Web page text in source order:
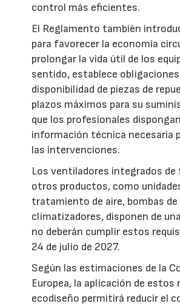
control más eficientes.
El Reglamento también
para favorecer la economía
prolongar la vida útil de los
sentido, establece
disponibilidad de piezas de
plazos máximos para su
que los profesionales
información técnica necesaria
las intervenciones.
Los ventiladores integrados de
otros productos, como
tratamiento de aire, bombas de
climatizadores, disponen de
no deberán cumplir estos
24 de julio de 2027.
Según las estimaciones de la
Europea, la aplicación de estos
ecodiseño permitirá reducir el